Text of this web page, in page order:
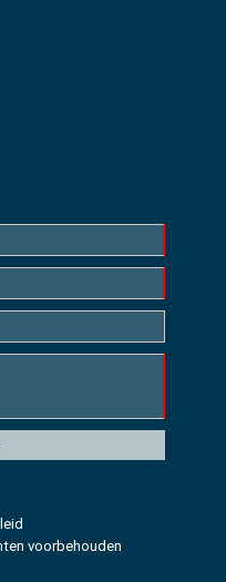
voorbehouden